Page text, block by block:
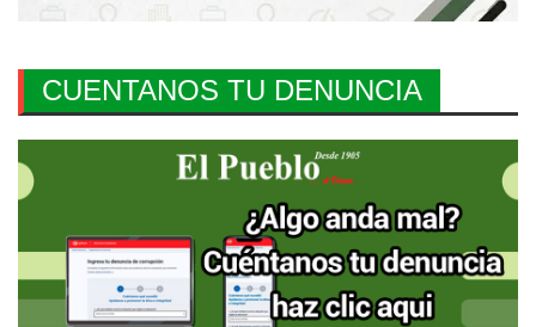
CUENTANOS TU DENUNCIA